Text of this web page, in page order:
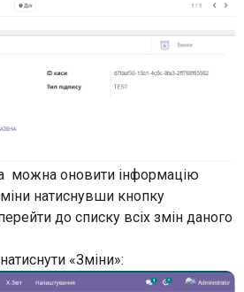
можна оновити інформацію
натиснувши кнопку
до списку всіх змін даного
«Зміни»: